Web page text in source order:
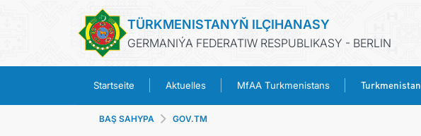
TÜRKMENISTANYŇ ILÇIHANASY
GERMANIÝA FEDERATIW RESPUBLIKASY - BERLIN
Startseite Aktuelles MfAA Turkmenistans Turkmenistan
BAŞ SAHYPA GOV.TM